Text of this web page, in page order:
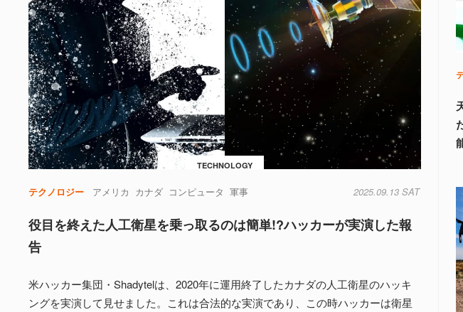
TECHNOLOGY
テクノロジー アメリカ カナダ コンピュータ 軍事 2025.09.13 SAT
役目を終えた人工衛星を乗っ取るのは簡単!?ハッカーが実演した報
告
米ハッカー集団・Shadytelは、2020年に運用終了したカナダの人工衛星のハッキ
ングを実演して見せました。これは合法的な実演であり、この時ハッカーは衛星